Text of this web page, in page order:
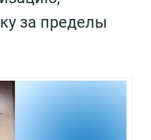
за пределы